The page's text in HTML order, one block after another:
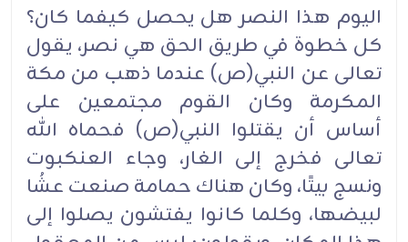
اليوم هذا النصر هل يحصل كيفما كان؟
كل خطوة في طريق الحق هي نصر، يقول
تعالى عن النبي(ص) عندما ذهب من مكة
المكرمة وكان القوم مجتمعين على
أساس أن يقتلوا النبي(ص) فحماه الله
تعالى فخرج إلى الغار، وجاء العنكبوت
ونسج بيتًا، وكان هناك حمامة صنعت عشُا
لبيضها، وكلما كانوا يفتشون يصلوا إلى